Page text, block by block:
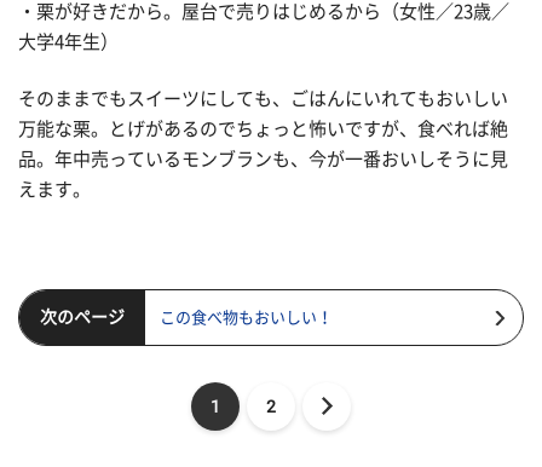
・栗が好きだから。屋台で売りはじめるから（女性／23歳／
大学4年生）
そのままでもスイーツにしても、ごはんにいれてもおいしい
万能な栗。とげがあるのでちょっと怖いですが、食べれば絶
品。年中売っているモンブランも、今が一番おいしそうに見
えます。
次のページ この食べ物もおいしい！
1 2